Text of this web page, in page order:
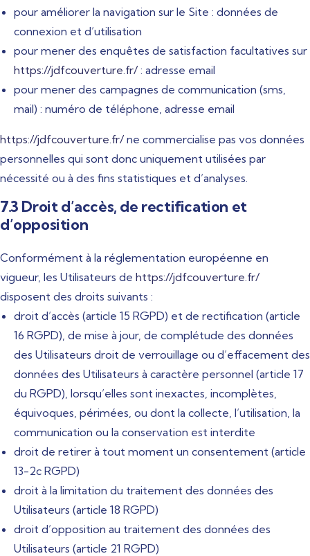
pour améliorer la navigation sur le Site : données de
connexion et d’utilisation
pour mener des enquêtes de satisfaction facultatives sur
https://jdfcouverture.fr/: adresse email
pour mener des campagnes de communication (sms,
mail) : numéro de téléphone, adresse email
https://jdfcouverture.fr/ne commercialise pas vos données
personnelles qui sont donc uniquement utilisées par
nécessité ou à des fins statistiques et d’analyses.
7.3 Droit d’accès, de rectification et
d’opposition
Conformément à la réglementation européenne en
vigueur, les Utilisateurs de https://jdfcouverture.fr/
disposent des droits suivants :
droit d’accès (article 15 RGPD) et de rectification (article
16 RGPD), de mise à jour, de complétude des données
des Utilisateurs droit de verrouillage ou d’effacement des
données des Utilisateurs à caractère personnel (article 17
du RGPD), lorsqu’elles sont inexactes, incomplètes,
équivoques, périmées, ou dont la collecte, l’utilisation, la
communication ou la conservation est interdite
droit de retirer à tout moment un consentement (article
13-2c RGPD)
droit à la limitation du traitement des données des
Utilisateurs (article 18 RGPD)
droit d’opposition au traitement des données des
Utilisateurs (article 21 RGPD)